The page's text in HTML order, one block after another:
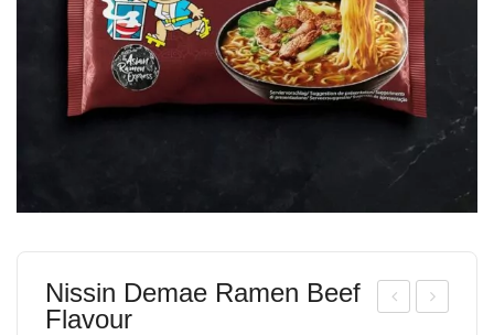
Nissin Demae Ramen Beef
Flavour